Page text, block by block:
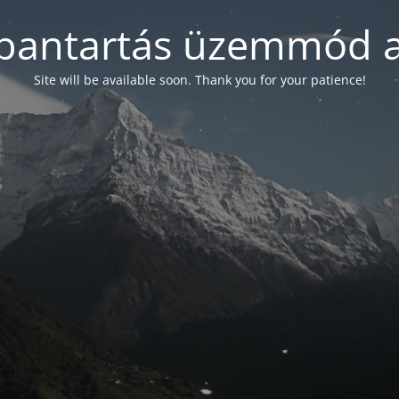
üzemmód
Site will be available soon. Thank you for your patience!